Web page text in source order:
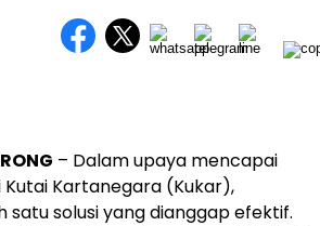
– Dalam upaya mencapai
Kartanegara (Kukar),
solusi yang dianggap efektif.